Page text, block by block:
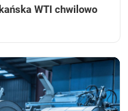
WTI chwilowo